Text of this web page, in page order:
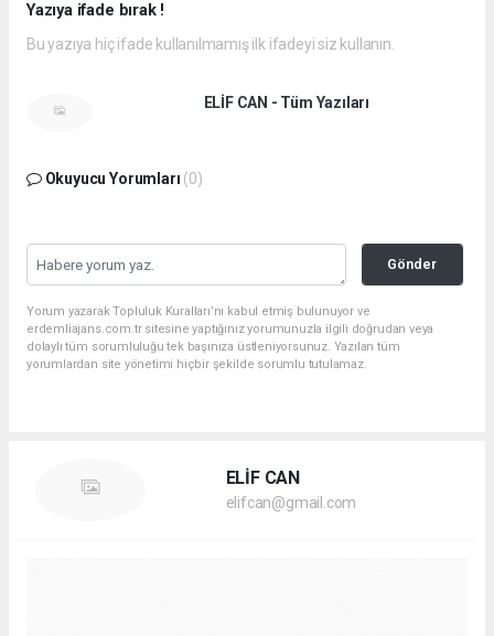
Yazıya ifade bırak !
Bu yazıya hiç ifade kullanılmamış ilk ifadeyi siz kullanın.
ELİF CAN - Tüm Yazıları
Okuyucu Yorumları (0)
Gönder
Yorum yazarak Topluluk Kuralları’nı kabul etmiş bulunuyor ve
erdemliajans.com.tr sitesine yaptığınız yorumunuzla ilgili doğrudan veya
dolaylı tüm sorumluluğu tek başınıza üstleniyorsunuz. Yazılan tüm
yorumlardan site yönetimi hiçbir şekilde sorumlu tutulamaz.
ELİF CAN
elifcan@gmail.com